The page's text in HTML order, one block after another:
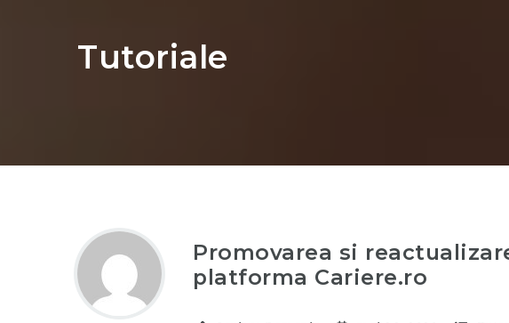
Tutoriale
Promovarea si
platforma Cariere.ro